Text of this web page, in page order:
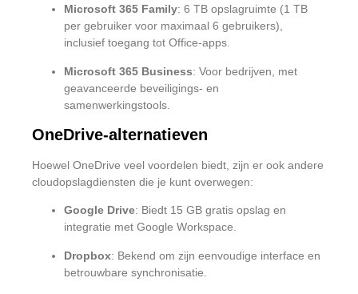
Microsoft 365 Family: 6 TB opslagruimte (1 TB
per gebruiker voor maximaal 6 gebruikers),
inclusief toegang tot Office-apps.
Microsoft 365 Business: Voor bedrijven, met
geavanceerde beveiligings- en
samenwerkingstools.
OneDrive-alternatieven
Hoewel OneDrive veel voordelen biedt, zijn er ook andere
cloudopslagdiensten die je kunt overwegen:
Google Drive: Biedt 15 GB gratis opslag en
integratie met Google Workspace.
Dropbox: Bekend om zijn eenvoudige interface en
betrouwbare synchronisatie.